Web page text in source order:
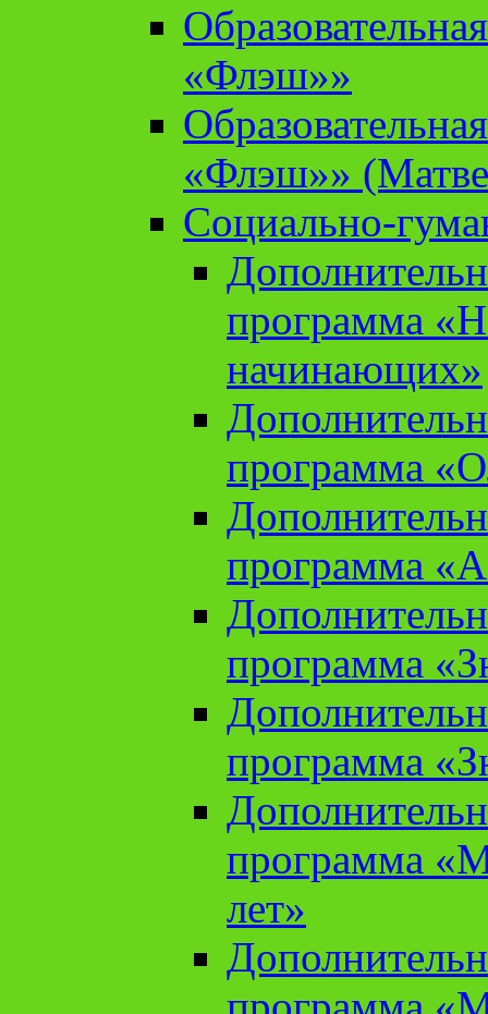
«Флэш»»
«Флэш»»
Социально-
программа
начинающих»
программа
программа
программа
программа
программа
лет»